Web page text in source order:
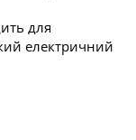
для
електричний